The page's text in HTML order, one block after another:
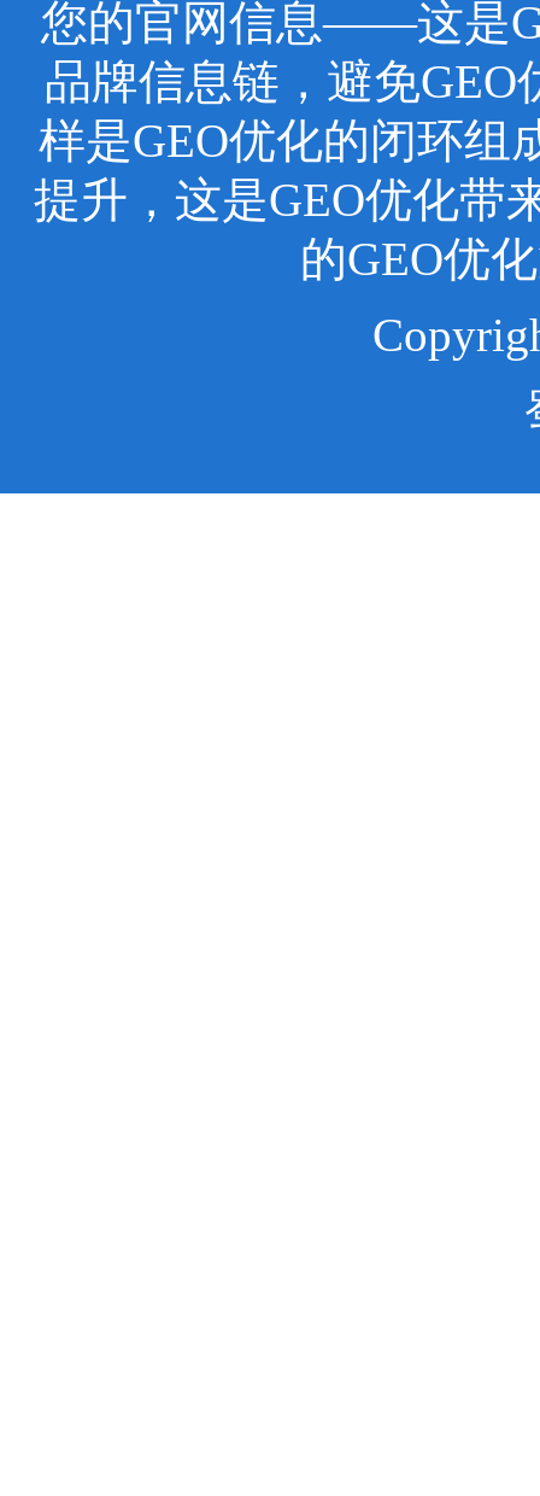
您的官网信息——这是
品牌信息链，避免
样是GEO优化的闭环组
提升，这是GEO优化带
的GEO优